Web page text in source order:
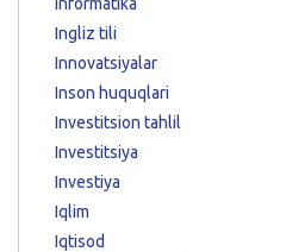
Ingliz tili
Innovatsiyalar
Inson huquqlari
Investitsion tahlil
Investitsiya
Investiya
Iqlim
Iqtisod